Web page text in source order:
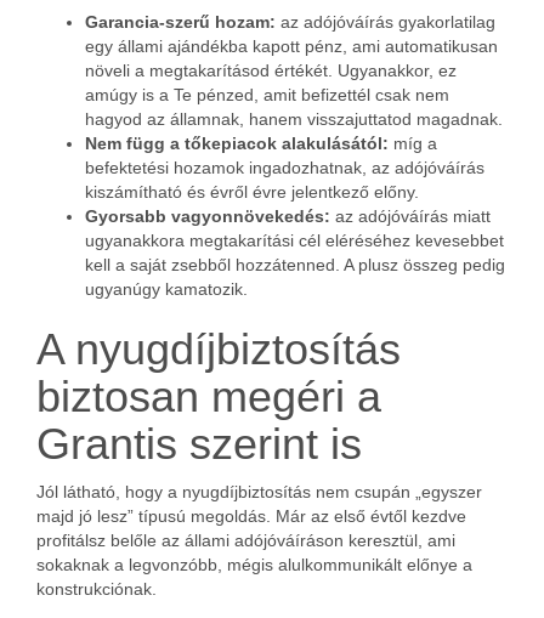
Garancia-szerű hozam: az adójóváírás gyakorlatilag
egy állami ajándékba kapott pénz, ami automatikusan
növeli a megtakarításod értékét. Ugyanakkor, ez
amúgy is a Te pénzed, amit befizettél csak nem
hagyod az államnak, hanem visszajuttatod magadnak.
Nem függ a tőkepiacok alakulásától: míg a
befektetési hozamok ingadozhatnak, az adójóváírás
kiszámítható és évről évre jelentkező előny.
Gyorsabb vagyonnövekedés: az adójóváírás miatt
ugyanakkora megtakarítási cél eléréséhez kevesebbet
kell a saját zsebből hozzátenned. A plusz összeg pedig
ugyanúgy kamatozik.
A nyugdíjbiztosítás
biztosan megéri a
Grantis szerint is
Jól látható, hogy a nyugdíjbiztosítás nem csupán „egyszer
majd jó lesz” típusú megoldás. Már az első évtől kezdve
profitálsz belőle az állami adójóváíráson keresztül, ami
sokaknak a legvonzóbb, mégis alulkommunikált előnye a
konstrukciónak.